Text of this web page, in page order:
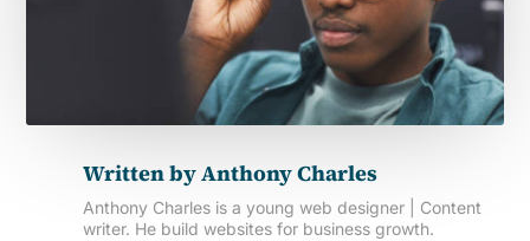
Written byAnthony Charles
Anthony Charles is a young web designer | Content
writer. He build websites for business growth.